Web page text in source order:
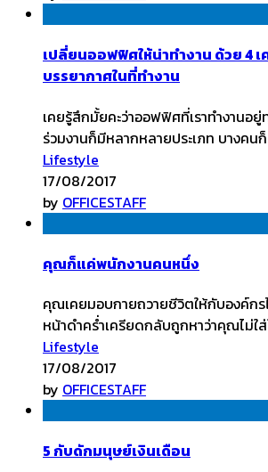
เปลี่ยนออฟฟิศให้น่าทำงาน ด้วย 4
บรรยากาศในที่ทำงาน
เคยรู้สึกมั้ยคะว่าออฟฟิศที่เราทำงานอ
ร่วมงานก็มีหลากหลายประเภท บางคน
Lifestyle
17/08/2017
by OFFICESTAFF
คุณก็แค่พนักงานคนหนึ่ง
คุณเคยมอบกายถวายชีวิตให้กับองค์ก
หน้าดำคร่ำเครียดกลับถูกหาว่าคุณไม่ใส่
Lifestyle
17/08/2017
by OFFICESTAFF
5 กับดักมนุษย์เงินเดือน